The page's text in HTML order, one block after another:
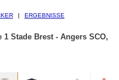
| ERGEBNISSE
1 Stade Brest - Angers SCO,